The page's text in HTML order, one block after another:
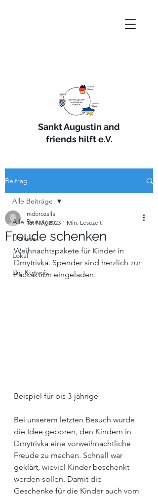
Sankt Augustin and
friends hilft e.V.
Beitrag
Alle Beiträge
Ukraine
Lokal
Die Konvois
Alle Beiträge
Freude schenken
mdorozalla
15. Nov. 2023 1 Min. Lesezeit
Weihnachtspakete für Kinder in
Dmytrivka. Spender sind herzlich zur
Packaktion eingeladen.
Beispiel für bis 3-jährige
Bei unserem letzten Besuch wurde
die Idee geboren, den Kindern in
Dmytrivka eine vorweihnachtliche
Freude zu machen. Schnell war
geklärt, wieviel Kinder beschenkt
werden sollen. Damit die
Geschenke für die Kinder auch vom